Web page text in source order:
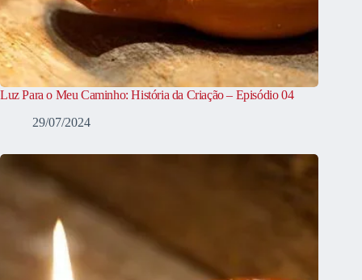
Luz Para o Meu Caminho: História da Criação – Episódio 04
29/07/2024